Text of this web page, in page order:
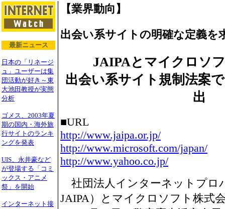
最新ニュース
日本の「リネージ
ュ」ユーザーは集
団活動が好き～東
大池田教授が実態
分析
ゴメス、2003年夏
期の国内・海外旅
行サイトのランキ
ングを発表
UIS、永井豪など
が登場する「コミ
ックス・アニメ
祭」を開始
インターネット接
【業界動向】
出会い系サイトの明確な定義を
JAIPAとマイクロソ
出会い系サイト規制法案
出
■URL
http://www.jaipa.or.jp/
http://www.microsoft.com/japan/
http://www.yahoo.co.jp/
社団法人インターネットプロ
JAIPA）とマイクロソフト株式